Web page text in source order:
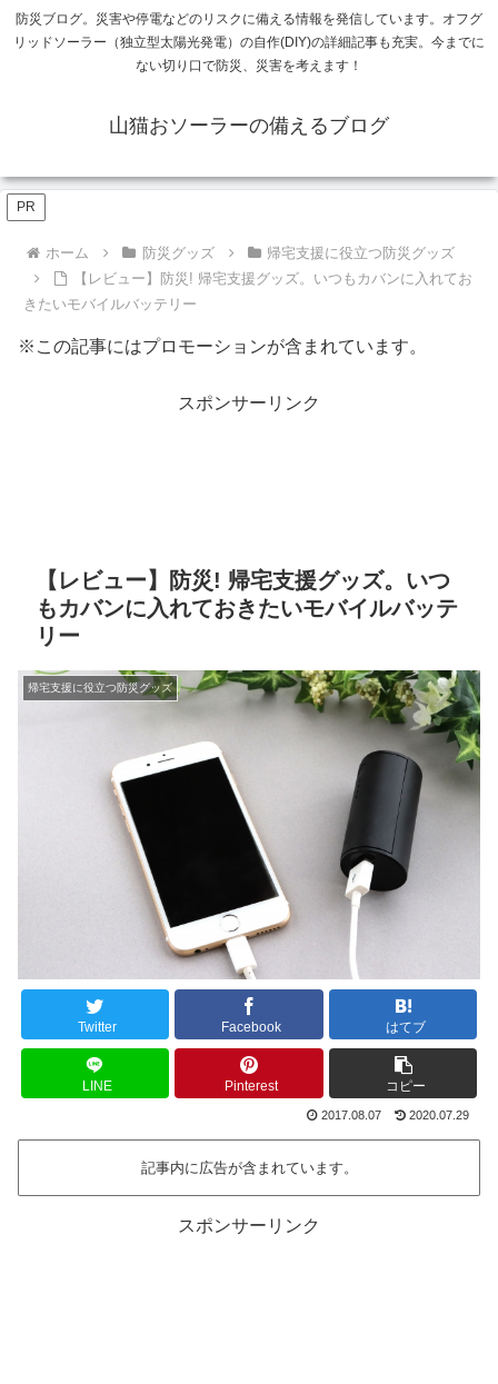
防災ブログ。災害や停電などのリスクに備える情報を発信しています。オフグ
リッドソーラー（独立型太陽光発電）の自作(DIY)の詳細記事も充実。今までに
ない切り口で防災、災害を考えます！
山猫おソーラーの備えるブログ
ホーム 防災グッズ
帰宅支援に役立つ防災グッズ
【レビュー】防災! 帰宅支援グッズ。いつもカバンに入れてお
きたいモバイルバッテリー
PR
※この記事にはプロモーションが含まれています。
スポンサーリンク
【レビュー】防災! 帰宅支援グッズ。いつ
もカバンに入れておきたいモバイルバッテ
リー
帰宅支援に役立つ防災グッズ
Twitter Facebook はてブ
LINE Pinterest コピー
2017.08.07 2020.07.29
記事内に広告が含まれています。
スポンサーリンク